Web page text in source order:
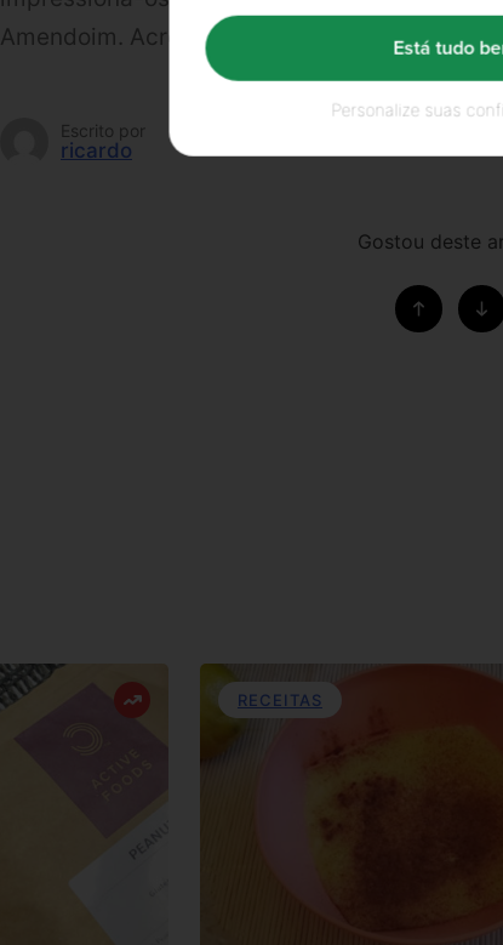
Amendoim. Acredita que vais brilhar.
Escrito por
ricardo
Gostou deste
RECEITAS
Personalize suas
Está tudo